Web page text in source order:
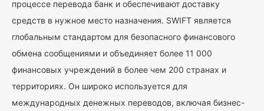
процессе перевода банк и обеспечивают доставку
средств в нужное место назначения. SWIFT является
глобальным стандартом для безопасного финансового
обмена сообщениями и объединяет более 11 000
финансовых учреждений в более чем 200 странах и
территориях. Он широко используется для
международных денежных переводов, включая бизнес-